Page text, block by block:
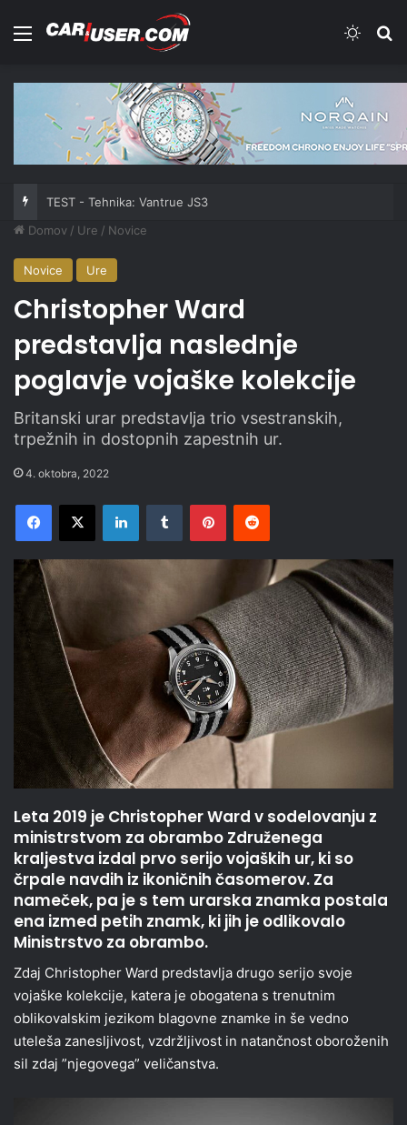
Meni
TEST - Tehnika: Vantrue JS3
Domov / Ure / Novice
Novice Ure
Christopher Ward
predstavlja naslednje
poglavje vojaške kolekcije
Britanski urar predstavlja trio vsestranskih,
trpežnih in dostopnih zapestnih ur.
4. oktobra, 2022
Facebook
X LinkedInTumblr PinterestReddit
Leta 2019 je Christopher Ward v sodelovanju z
ministrstvom za obrambo Združenega
kraljestva izdal prvo serijo vojaških ur, ki so
črpale navdih iz ikoničnih časomerov. Za
nameček, pa je s tem urarska znamka postala
ena izmed petih znamk, ki jih je odlikovalo
Ministrstvo za obrambo.
Zdaj Christopher Ward predstavlja drugo serijo svoje
vojaške kolekcije, katera je obogatena s trenutnim
oblikovalskim jezikom blagovne znamke in še vedno
uteleša zanesljivost, vzdržljivost in natančnost oboroženih
sil zdaj ”njegovega” veličanstva.